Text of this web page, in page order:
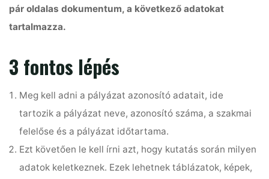
pár oldalas dokumentum, a következő adatokat
tartalmazza.
3 fontos lépés
Meg kell adni a pályázat azonosító adatait, ide
tartozik a pályázat neve, azonosító száma, a szakmai
felelőse és a pályázat időtartama.
Ezt követően le kell írni azt, hogy kutatás során milyen
adatok keletkeznek. Ezek lehetnek táblázatok, képek,